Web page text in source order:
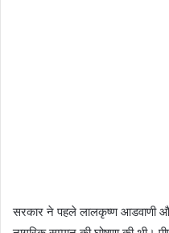
सरकार ने पहले लालकृष्ण आडवाणी